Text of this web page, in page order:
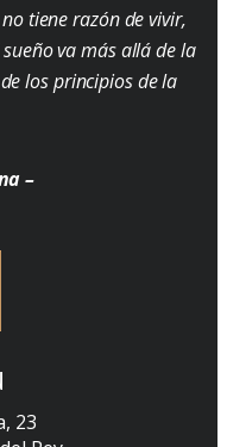
tiene razón de vivir,
va más allá de la
los principios de la
–
23